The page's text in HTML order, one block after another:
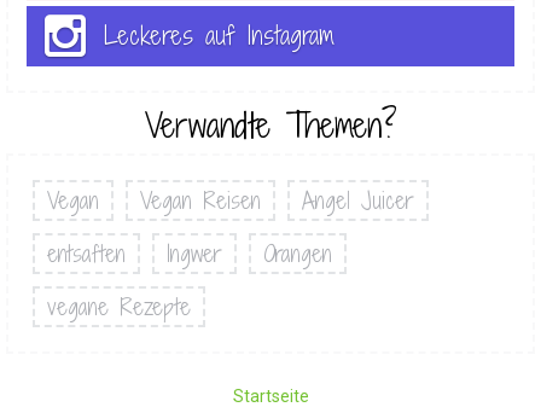
Leckeres auf Instagram
Verwandte Themen?
Vegan Vegan Reisen
Angel Juicer
entsaften
Ingwer
Orangen
vegane Rezepte
Startseite